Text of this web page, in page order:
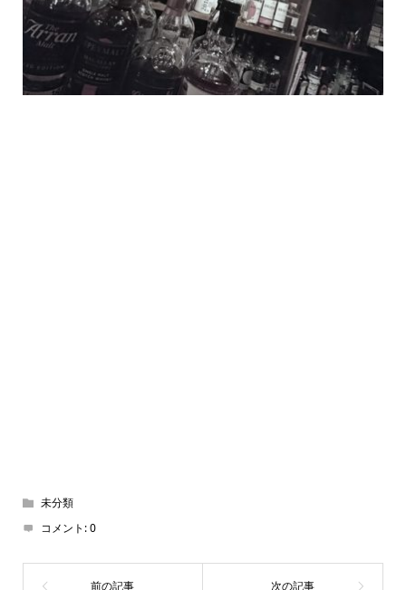
未分類
コメント:0